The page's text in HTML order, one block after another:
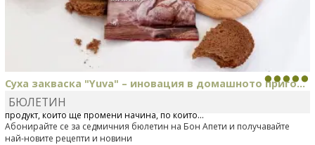
Суха закваска "Yuva" – иновация в домашното приго...
Отскоро Лесафр България стартира предлагането на изцяло нов
продукт, който ще промени начина, по който...
БЮЛЕТИН
Абонирайте се за седмичния бюлетин на Бон Апети и получавайте
най-новите рецепти и новини